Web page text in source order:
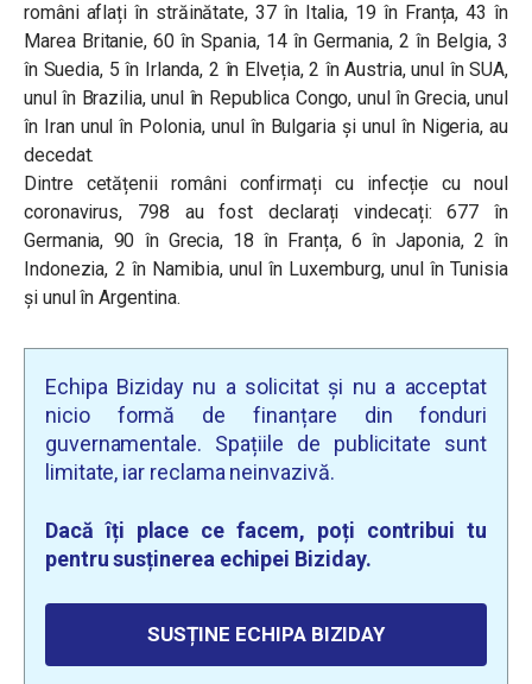
români aflați în străinătate, 37 în Italia, 19 în Franța, 43 în
Marea Britanie, 60 în Spania, 14 în Germania, 2 în Belgia, 3
în Suedia, 5 în Irlanda, 2 în Elveția, 2 în Austria, unul în SUA,
unul în Brazilia, unul în Republica Congo, unul în Grecia, unul
în Iran unul în Polonia, unul în Bulgaria și unul în Nigeria, au
decedat.
Dintre cetățenii români confirmați cu infecție cu noul
coronavirus, 798 au fost declarați vindecați: 677 în
Germania, 90 în Grecia, 18 în Franța, 6 în Japonia, 2 în
Indonezia, 2 în Namibia, unul în Luxemburg, unul în Tunisia
și unul în Argentina.
Echipa Biziday nu a solicitat și nu a acceptat
nicio formă de finanțare din fonduri
guvernamentale. Spațiile de publicitate sunt
limitate, iar reclama neinvazivă.
Dacă îți place ce facem, poți contribui tu
pentru susținerea echipei Biziday.
SUSȚINE ECHIPA BIZIDAY